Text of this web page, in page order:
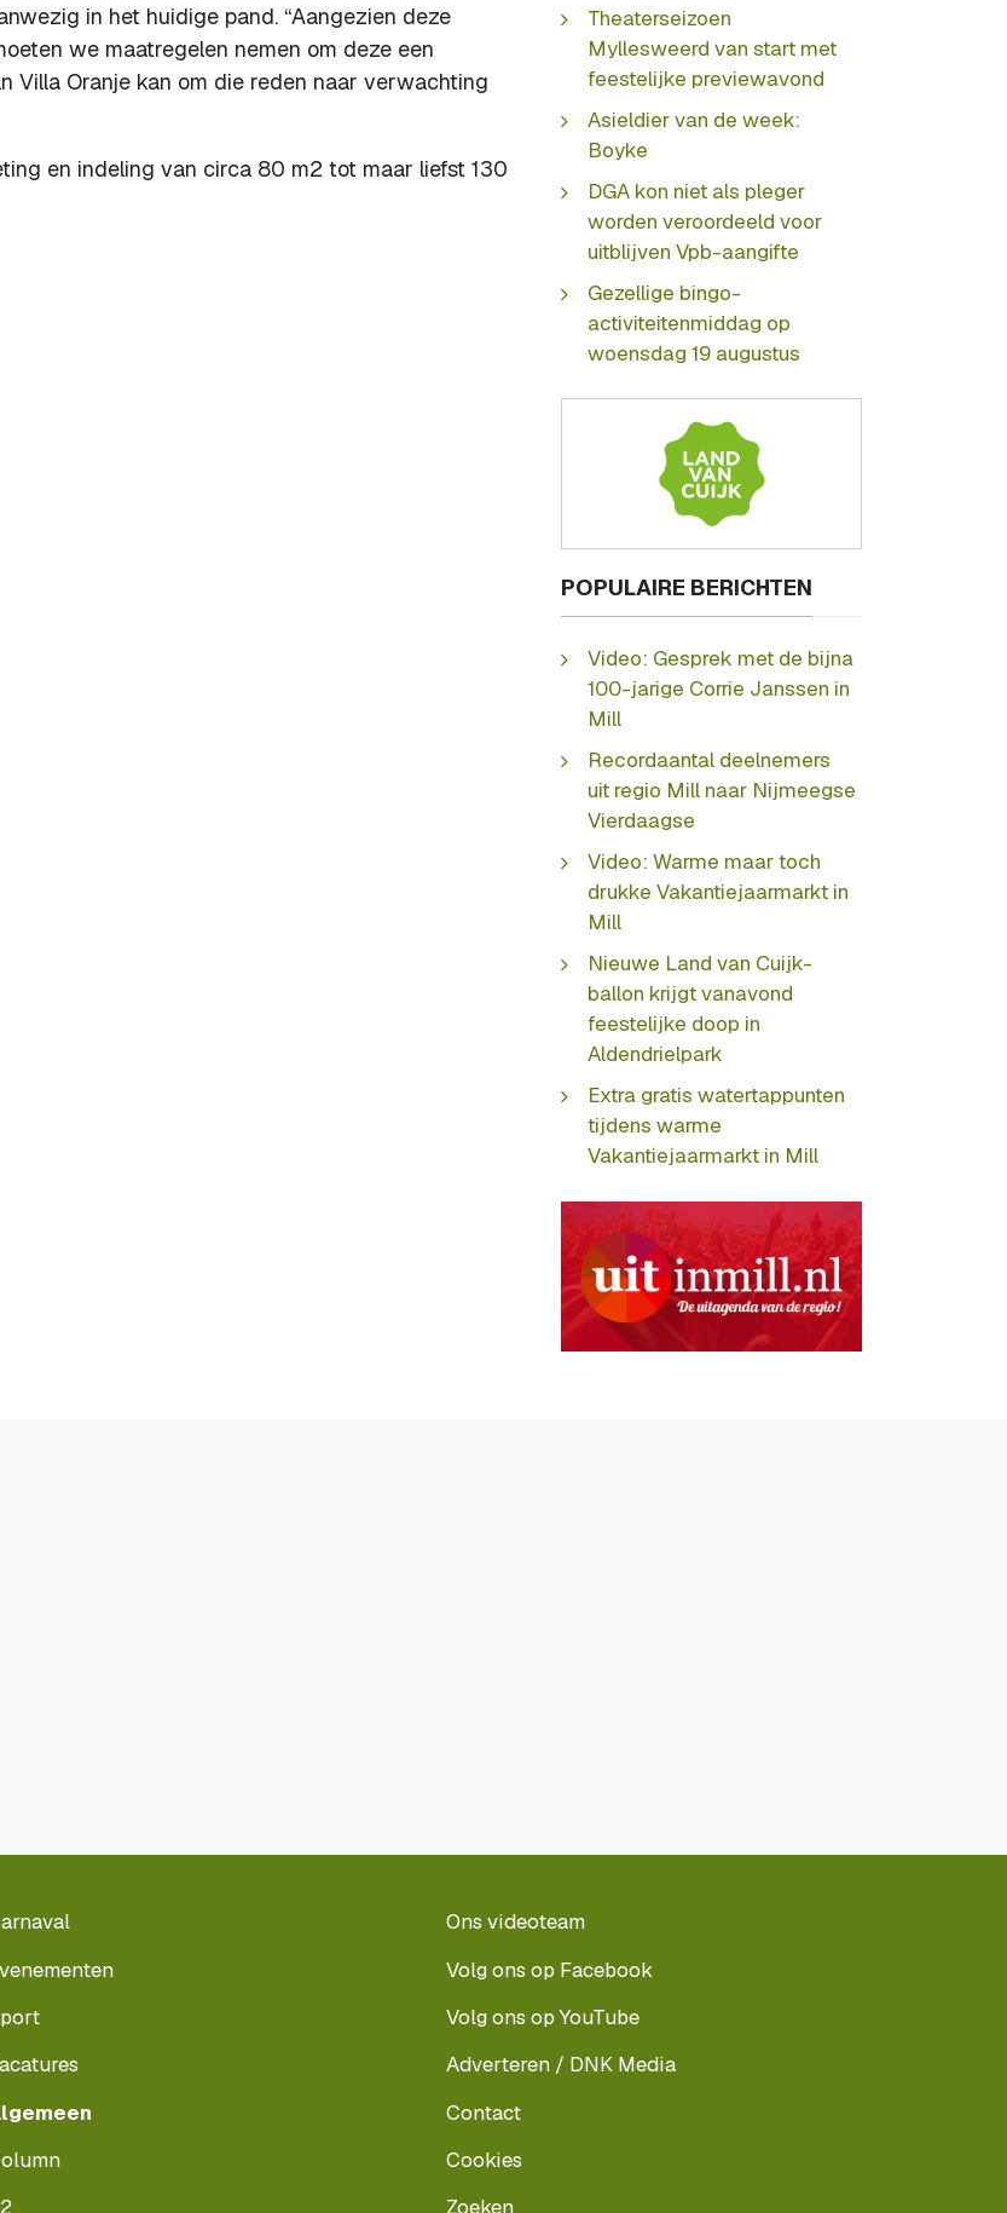
in het huidige pand. “Aangezien deze
we maatregelen nemen om deze een
Villa Oranje kan om die reden naar verwachting
en indeling van circa 80 m2 tot maar liefst 130
Theaterseizoen
Myllesweerd van start met
feestelijke previewavond
Asieldier van de week:
Boyke
DGA kon niet als pleger
worden veroordeeld voor
uitblijven Vpb-aangifte
Gezellige bingo-
activiteitenmiddag op
woensdag 19 augustus
POPULAIRE BERICHTEN
Video: Gesprek met de bijna
100-jarige Corrie Janssen in
Mill
Recordaantal deelnemers
uit regio Mill naar Nijmeegse
Vierdaagse
Video: Warme maar toch
drukke Vakantiejaarmarkt in
Mill
Nieuwe Land van Cuijk-
ballon krijgt vanavond
feestelijke doop in
Aldendrielpark
Extra gratis watertappunten
tijdens warme
Vakantiejaarmarkt in Mill
Ons videoteam
Volg ons op Facebook
Volg ons op YouTube
Adverteren / DNK Media
Contact
Cookies
Zoeken